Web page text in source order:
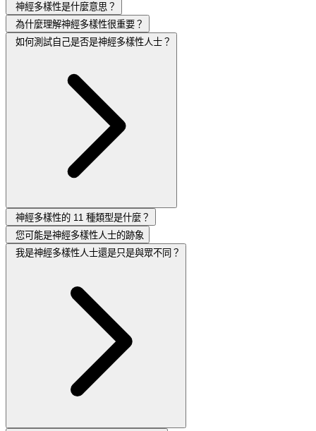
神經多樣性是什麼意思？
為什麼理解神經多樣性很重要？
如何測試自己是否是神經多樣性人士？
神經多樣性的 11 種類型是什麼？
您可能是神經多樣性人士的跡象
我是神經多樣性人士還是只是與眾不同？